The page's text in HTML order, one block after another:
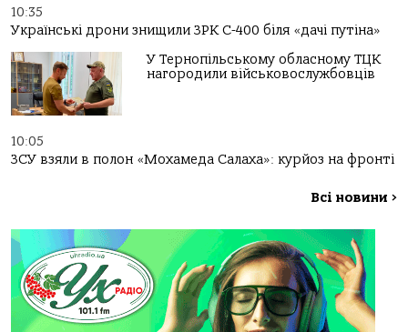
10:35
Українські дрони знищили ЗРК С-400 біля «дачі путіна»
У Тернопільському обласному ТЦК
нагородили військовослужбовців
10:05
ЗСУ взяли в полон «Мохамеда Салаха»: курйоз на фронті
Всі новини >